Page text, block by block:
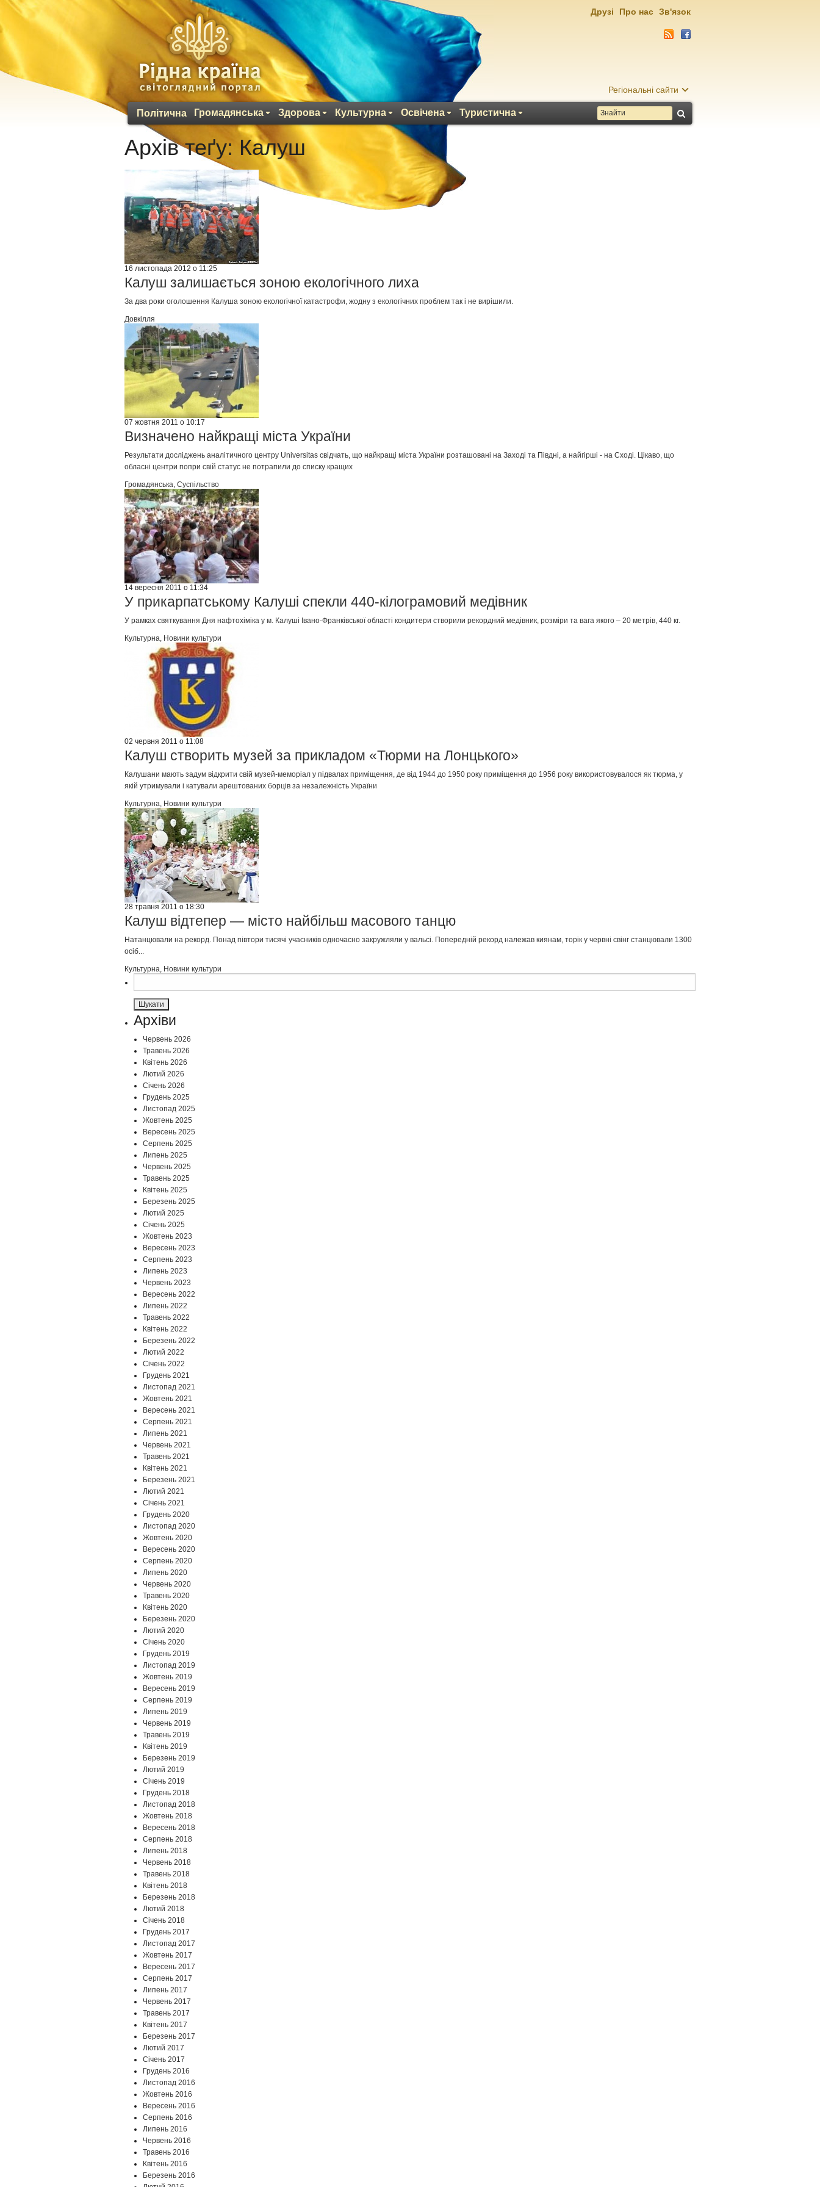
Регіональні сайти
Політична Громадянська Здорова Культурна Освічена Туристична
Друзі Про нас Зв'язок
Архів теґу: Калуш
16 листопада 2012 о 11:25
Калуш залишається зоною екологічного лиха
За два роки оголошення Калуша зоною екологічної катастрофи, жодну з екологічних проблем так і не вирішили.
Довкілля
07 жовтня 2011 о 10:17
Визначено найкращі міста України
Результати досліджень аналітичного центру Universitas свідчать, що найкращі міста України розташовані на Заході та Півдні, а найгірші - на Сході. Цікаво, що
обласні центри попри свій статус не потрапили до списку кращих
Громадянська, Суспільство
14 вересня 2011 о 11:34
У прикарпатському Калуші спекли 440-кілограмовий медівник
У рамках святкування Дня нафтохіміка у м. Калуші Івано-Франківської області кондитери створили рекордний медівник, розміри та вага якого – 20 метрів, 440 кг.
Культурна, Новини культури
02 червня 2011 о 11:08
Калуш створить музей за прикладом «Тюрми на Лонцького»
Калушани мають задум відкрити свій музей-меморіал у підвалах приміщення, де від 1944 до 1950 року приміщення до 1956 року використовувалося як тюрма, у
якій утримували і катували арештованих борців за незалежність України
Культурна, Новини культури
28 травня 2011 о 18:30
Калуш відтепер — місто найбільш масового танцю
Натанцювали на рекорд. Понад півтори тисячі учасників одночасно закружляли у вальсі. Попередній рекорд належав киянам, торік у червні свінг станцювали 1300
осіб...
Культурна, Новини культури
Архіви
Червень 2026
Травень 2026
Квітень 2026
Лютий 2026
Січень 2026
Грудень 2025
Листопад 2025
Жовтень 2025
Вересень 2025
Серпень 2025
Липень 2025
Червень 2025
Травень 2025
Квітень 2025
Березень 2025
Лютий 2025
Січень 2025
Жовтень 2023
Вересень 2023
Серпень 2023
Липень 2023
Червень 2023
Вересень 2022
Липень 2022
Травень 2022
Квітень 2022
Березень 2022
Лютий 2022
Січень 2022
Грудень 2021
Листопад 2021
Жовтень 2021
Вересень 2021
Серпень 2021
Липень 2021
Червень 2021
Травень 2021
Квітень 2021
Березень 2021
Лютий 2021
Січень 2021
Грудень 2020
Листопад 2020
Жовтень 2020
Вересень 2020
Серпень 2020
Липень 2020
Червень 2020
Травень 2020
Квітень 2020
Березень 2020
Лютий 2020
Січень 2020
Грудень 2019
Листопад 2019
Жовтень 2019
Вересень 2019
Серпень 2019
Липень 2019
Червень 2019
Травень 2019
Квітень 2019
Березень 2019
Лютий 2019
Січень 2019
Грудень 2018
Листопад 2018
Жовтень 2018
Вересень 2018
Серпень 2018
Липень 2018
Червень 2018
Травень 2018
Квітень 2018
Березень 2018
Лютий 2018
Січень 2018
Грудень 2017
Листопад 2017
Жовтень 2017
Вересень 2017
Серпень 2017
Липень 2017
Червень 2017
Травень 2017
Квітень 2017
Березень 2017
Лютий 2017
Січень 2017
Грудень 2016
Листопад 2016
Жовтень 2016
Вересень 2016
Серпень 2016
Липень 2016
Червень 2016
Травень 2016
Квітень 2016
Березень 2016